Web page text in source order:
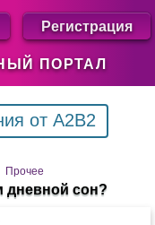
ПОРТАЛ
Регистрация
от A2B2
Прочее
дневной сон?